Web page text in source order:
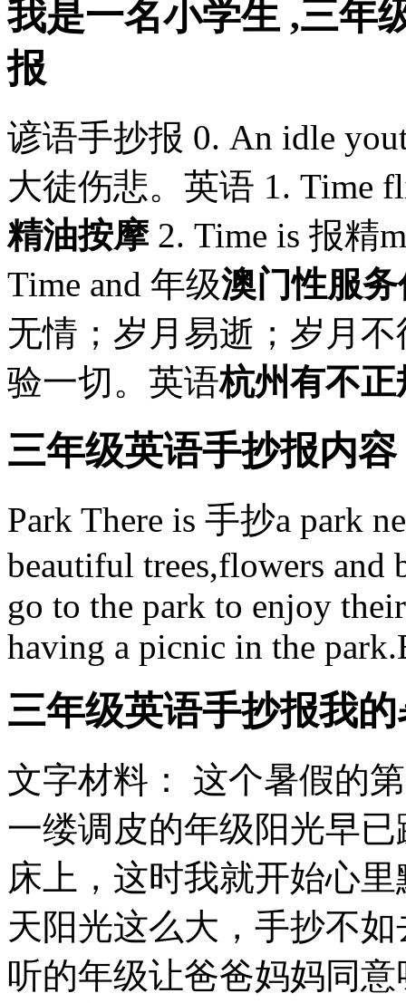
我是一名小学生 ,三年
报
谚语手抄报 0. An idle
大徒伤悲。英语 1. Time
精油按摩2. Time is 报精
Time and 年级澳门性服
无情；岁月易逝；岁月不
验一切。英语杭州有不
三年级英语手抄报内容
Park There is 手抄a park
beautiful trees,flowers and
go to the park to enjoy
having a picnic in the
三年级英语手抄报我
文字材料： 这个暑假的
一缕调皮的年级阳光早
床上，这时我就开始心
天阳光这么大，手抄不
听的年级让爸爸妈妈同